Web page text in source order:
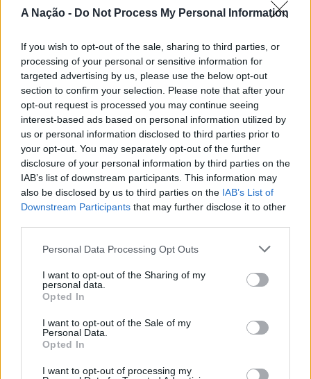
A Nação - Do Not Process My Personal Information
If you wish to opt-out of the sale, sharing to third parties, or
processing of your personal or sensitive information for
targeted advertising by us, please use the below opt-out
section to confirm your selection. Please note that after your
opt-out request is processed you may continue seeing
interest-based ads based on personal information utilized by
us or personal information disclosed to third parties prior to
your opt-out. You may separately opt-out of the further
disclosure of your personal information by third parties on the
IAB’s list of downstream participants. This information may
also be disclosed by us to third parties on the IAB’s List of
Downstream Participants that may further disclose it to other
Personal Data Processing Opt Outs
I want to opt-out of the Sharing of my
personal data.
Opted In
I want to opt-out of the Sale of my
Personal Data.
Opted In
I want to opt-out of processing my
“Millennium Estoril Open 2026” regressou ao circuito ATP
com vitória do francês Luca Van Assche
Castelo Branco: “Bienal Internacional de Artes e Ofícios”
promete afirmar artesanato, património e inovação como
“motores de desenvolvimento económico e cultural” do
município português
Covilhã: Especialista aponta investimento estrangeiro e
valorização imobiliária como motores do crescimento da
Beira Interior
FUNCEX para “reforçar inteligência sobre comércio
exterior”
Esposende acolhe festival de kitesurf